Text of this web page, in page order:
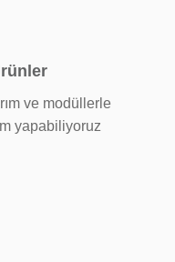
ve modüllerle
yapabiliyoruz.